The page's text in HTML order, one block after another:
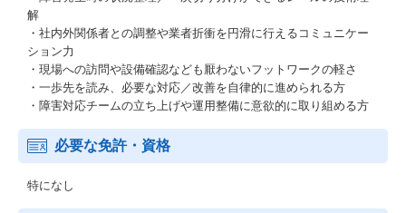
解
・社内外関係者との調整や業者折衝を円滑に行えるコミュニケー
ション力
・現場への訪問や設備確認なども厭わないフットワークの軽さ
・一歩先を読み、必要な対応／改善を自律的に進められる方
・障害対応チームの立ち上げや運用整備に意欲的に取り組める方
必要な免許・資格
特になし